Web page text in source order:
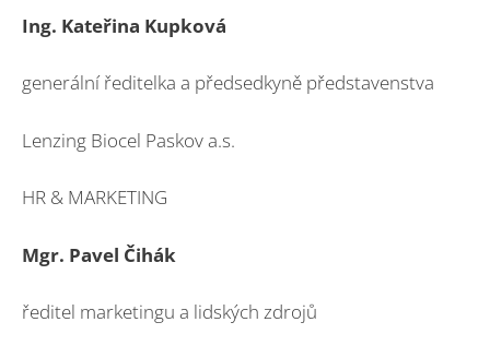
Ing. Kateřina Kupková
generální ředitelka a předsedkyně představenstva
Lenzing Biocel Paskov a.s.
HR & MARKETING
Mgr. Pavel Čihák
ředitel marketingu a lidských zdrojů